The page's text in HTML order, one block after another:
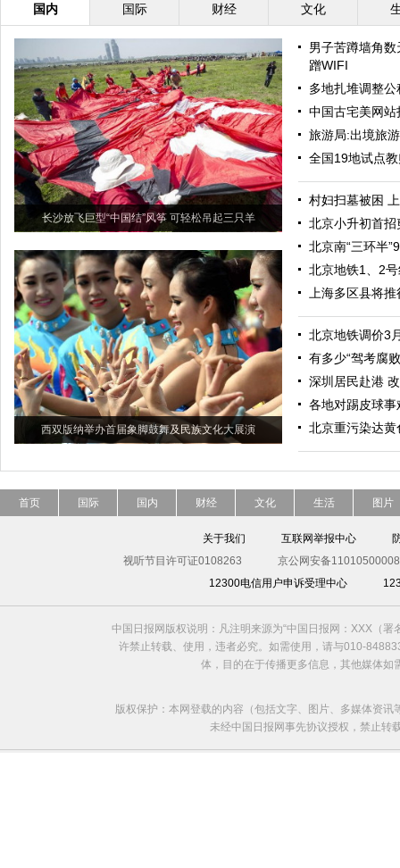
国内 国际 财经 文化
长沙放飞巨型“中国结”风筝 可轻松吊起三只羊
西双版纳举办首届象脚鼓舞及民族文化大展演
男子苦蹲墙角
蹭WIFI
多地扎堆调整
中国古宅美网
旅游局:出境旅
全国19地试点教
村妇扫墓被困
北京小升初首
北京南“三环半
北京地铁1、2
上海多区县将
北京地铁调价3
有多少“驾考腐
深圳居民赴港
各地对踢皮球
北京重污染达
首页 国际 国内 财经 文化 生活 图片
关于我们 互联网举报中心
视听节目许可证0108263
京公网安备
12300电信用户申诉受理中心
中国日报网版权说明：凡注明来源为“中国日报网：XXX（
许禁止转载、使用，违者必究。如需使用，请与010-
体，目的在于传播更多信息，其他媒体
版权保护：本网登载的内容（包括文字、图片、多媒体资
未经中国日报网事先协议授权，禁止转